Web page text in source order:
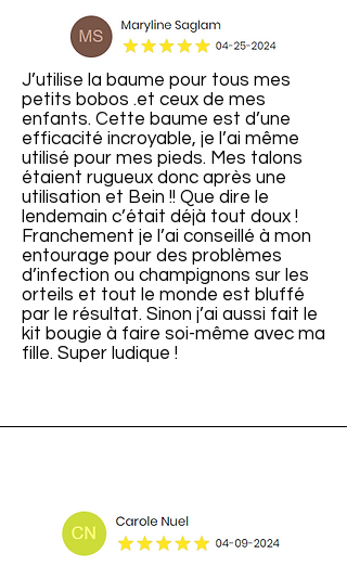
J’utilise la baume pour tous mes
petits bobos .et ceux de mes
enfants. Cette baume est d’une
efficacité incroyable, je l’ai même
utilisé pour mes pieds. Mes talons
étaient rugueux donc après une
utilisation et Bein !! Que dire le
lendemain c’était déjà tout doux !
Franchement je l’ai conseillé à mon
entourage pour des problèmes
d’infection ou champignons sur les
orteils et tout le monde est bluffé
par le résultat. Sinon j’ai aussi fait le
kit bougie à faire soi-même avec ma
fille. Super ludique !